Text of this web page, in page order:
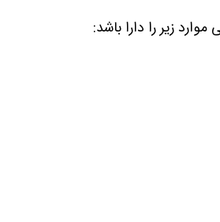
زیر را دارا باشد: